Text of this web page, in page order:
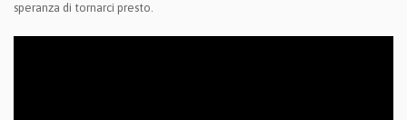
speranza di tornarci presto.